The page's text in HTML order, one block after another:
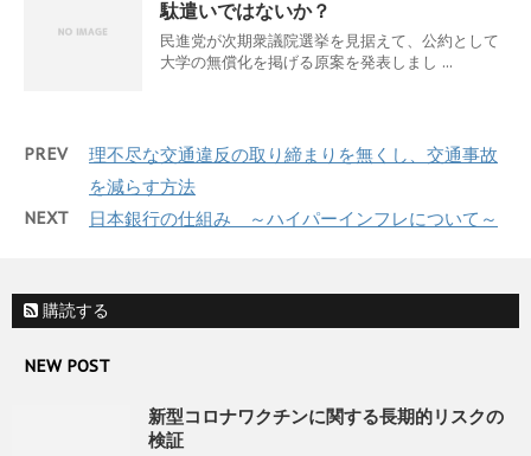
駄遣いではないか？
民進党が次期衆議院選挙を見据えて、公約として
大学の無償化を掲げる原案を発表しまし ...
PREV
理不尽な交通違反の取り締まりを無くし、交通事故
を減らす方法
NEXT 日本銀行の仕組み ～ハイパーインフレについて～
購読する
NEW POST
新型コロナワクチンに関する長期的リスクの
検証